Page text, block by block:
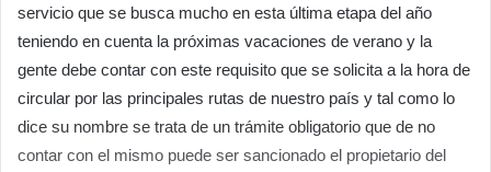
servicio que se busca mucho en esta última etapa del año
teniendo en cuenta la próximas vacaciones de verano y la
gente debe contar con este requisito que se solicita a la hora de
circular por las principales rutas de nuestro país y tal como lo
dice su nombre se trata de un trámite obligatorio que de no
contar con el mismo puede ser sancionado el propietario del